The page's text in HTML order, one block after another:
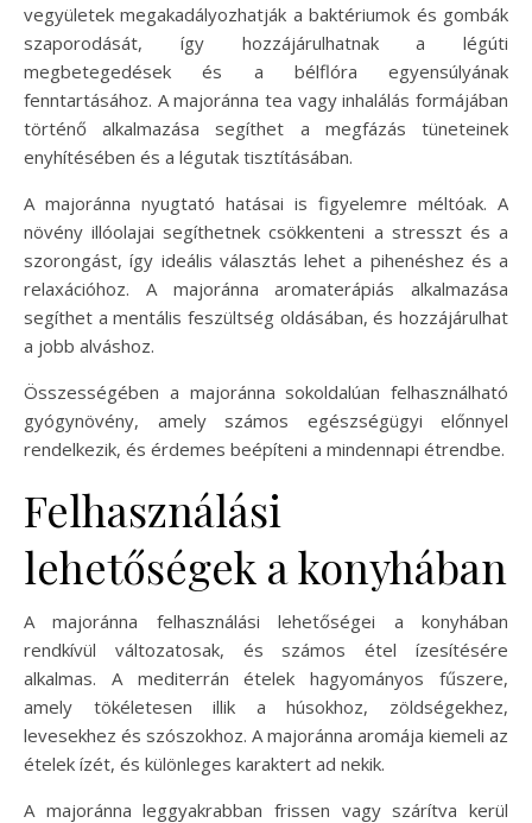
vegyületek megakadályozhatják a baktériumok és gombák
szaporodását, így hozzájárulhatnak a légúti
megbetegedések és a bélflóra egyensúlyának
fenntartásához. A majoránna tea vagy inhalálás formájában
történő alkalmazása segíthet a megfázás tüneteinek
enyhítésében és a légutak tisztításában.
A majoránna nyugtató hatásai is figyelemre méltóak. A
növény illóolajai segíthetnek csökkenteni a stresszt és a
szorongást, így ideális választás lehet a pihenéshez és a
relaxációhoz. A majoránna aromaterápiás alkalmazása
segíthet a mentális feszültség oldásában, és hozzájárulhat
a jobb alváshoz.
Összességében a majoránna sokoldalúan felhasználható
gyógynövény, amely számos egészségügyi előnnyel
rendelkezik, és érdemes beépíteni a mindennapi étrendbe.
Felhasználási
lehetőségek a konyhában
A majoránna felhasználási lehetőségei a konyhában
rendkívül változatosak, és számos étel ízesítésére
alkalmas. A mediterrán ételek hagyományos fűszere,
amely tökéletesen illik a húsokhoz, zöldségekhez,
levesekhez és szószokhoz. A majoránna aromája kiemeli az
ételek ízét, és különleges karaktert ad nekik.
A majoránna leggyakrabban frissen vagy szárítva kerül